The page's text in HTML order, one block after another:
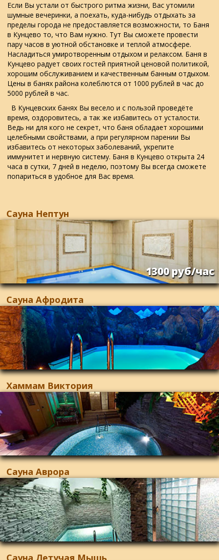
Если Вы устали от быстрого ритма жизни, Вас утомили
шумные вечеринки, а поехать, куда-нибудь отдыхать за
пределы города не предоставляется возможности, то Баня
в Кунцево то, что Вам нужно. Тут Вы сможете провести
пару часов в уютной обстановке и теплой атмосфере.
Насладиться умиротворенным отдыхом и релаксом. Баня в
Кунцево радует своих гостей приятной ценовой политикой,
хорошим обслуживанием и качественным банным отдыхом.
Цены в банях района колеблются от 1000 рублей в час до
5000 рублей в час.
В Кунцевских банях Вы весело и с пользой проведёте
время, оздоровитесь, а так же избавитесь от усталости.
Ведь ни для кого не секрет, что баня обладает хорошими
целебными свойствами, а при регулярном парении Вы
избавитесь от некоторых заболеваний, укрепите
иммунитет и нервную систему. Баня в Кунцево открыта 24
часа в сутки, 7 дней в неделю, поэтому Вы всегда сможете
попариться в удобное для Вас время.
Сауна Нептун
1300 руб/час
Сауна Афродита
Хаммам Виктория
Сауна Аврора
Сауна Летучая Мышь